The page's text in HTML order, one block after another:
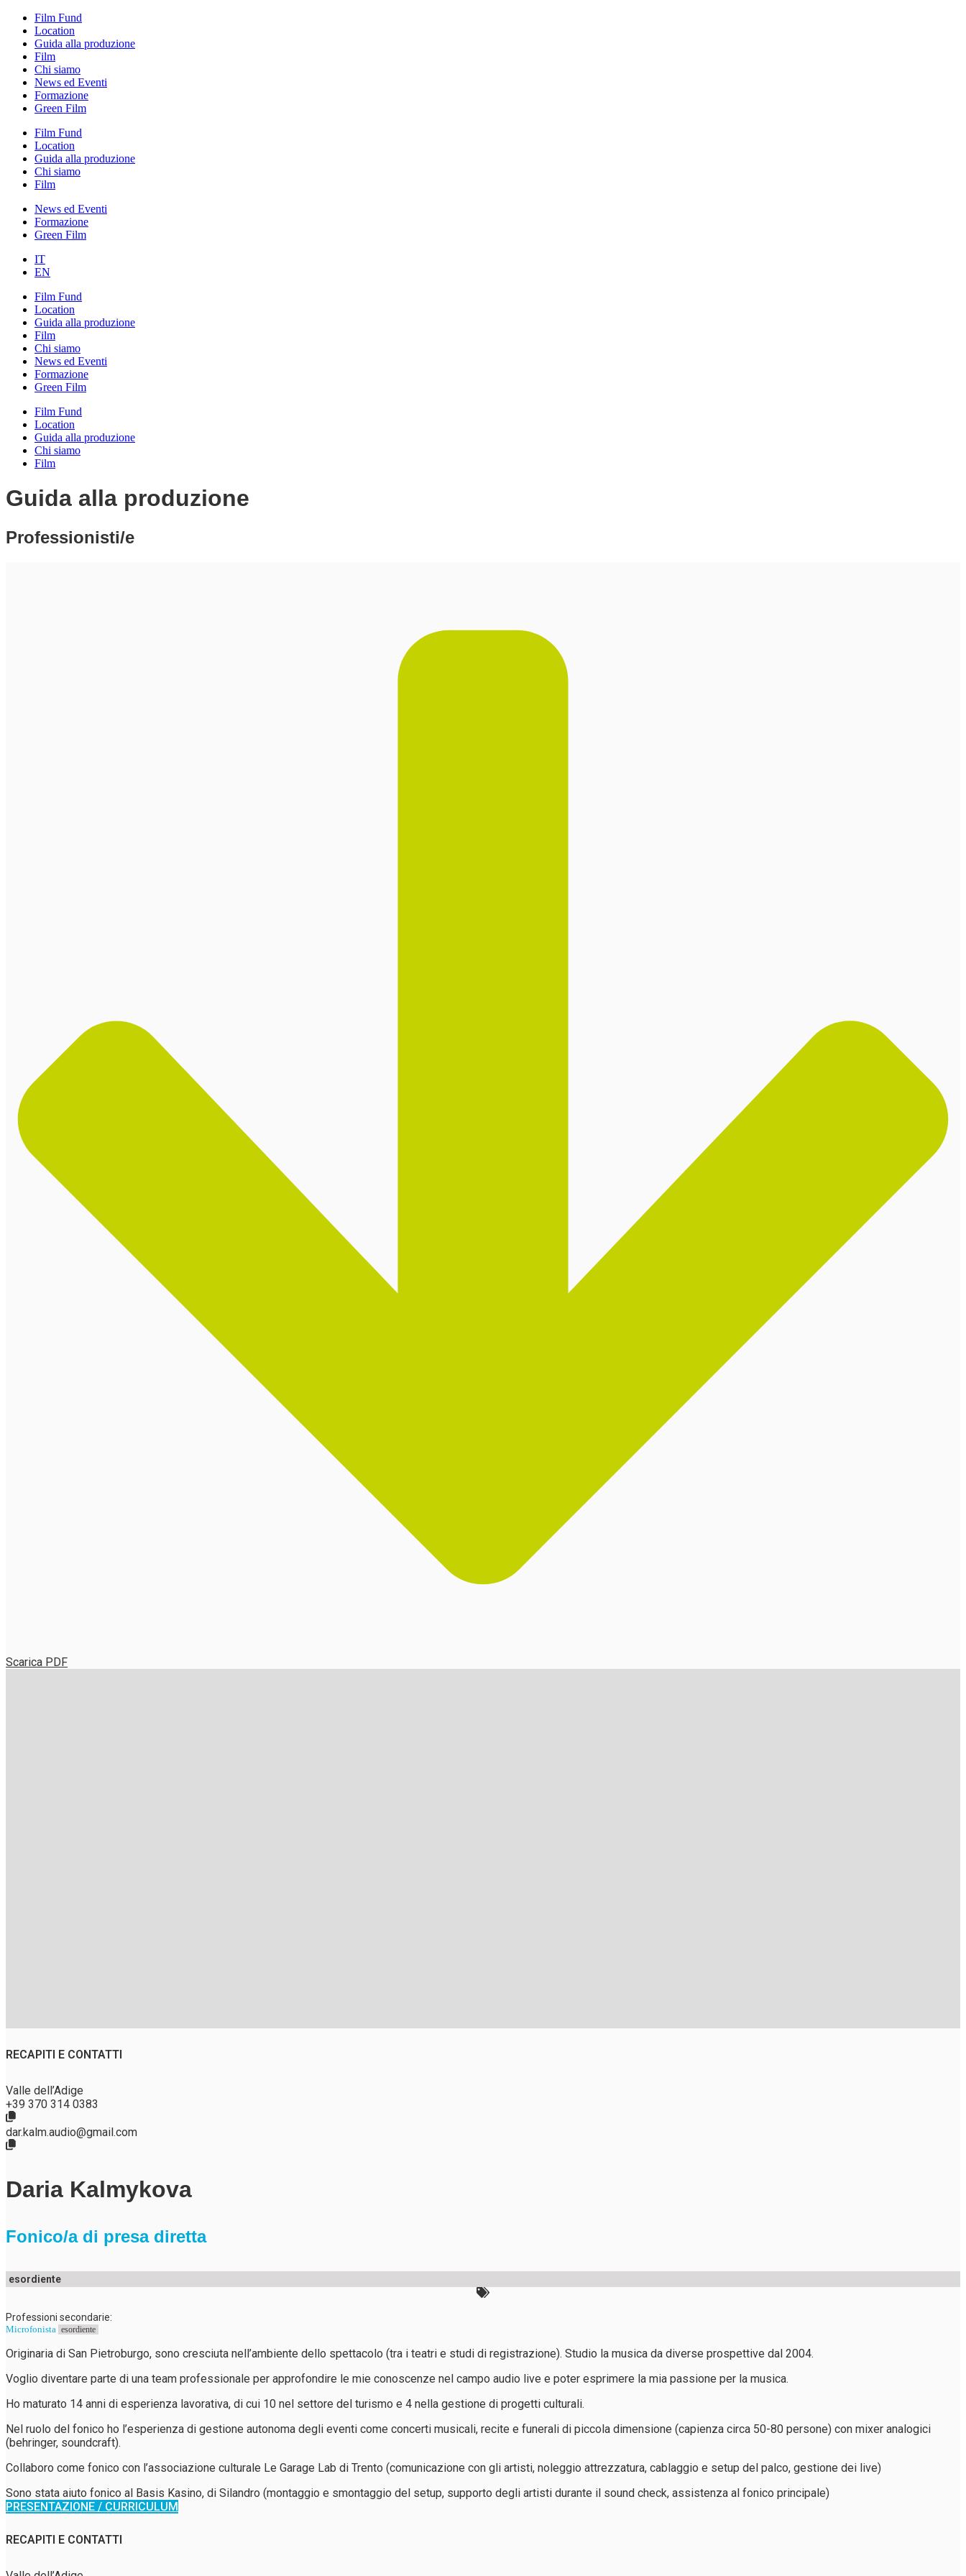
Film Fund
Location
Guida alla produzione
Film
Chi siamo
News ed Eventi
Formazione
Green Film
Film Fund
Location
Guida alla produzione
Chi siamo
Film
News ed Eventi
Formazione
Green Film
IT
EN
Film Fund
Location
Guida alla produzione
Film
Chi siamo
News ed Eventi
Formazione
Green Film
Film Fund
Location
Guida alla produzione
Chi siamo
Film
Guida alla produzione
Professionisti/e
Scarica PDF
RECAPITI E CONTATTI
Valle dell’Adige
+39 370 314 0383
dar.kalm.audio@gmail.com
Daria Kalmykova
Fonico/a di presa diretta
esordiente
Professioni secondarie:
Microfonista esordiente
Originaria di San Pietroburgo, sono cresciuta nell’ambiente dello spettacolo (tra i teatri e studi di registrazione). Studio la musica da diverse prospettive dal 2004.
Voglio diventare parte di una team professionale per approfondire le mie conoscenze nel campo audio live e poter esprimere la mia passione per la musica.
Ho maturato 14 anni di esperienza lavorativa, di cui 10 nel settore del turismo e 4 nella gestione di progetti culturali.
Nel ruolo del fonico ho l’esperienza di gestione autonoma degli eventi come concerti musicali, recite e funerali di piccola dimensione (capienza circa 50-80 persone) con mixer analogici
(behringer, soundcraft).
Collaboro come fonico con l’associazione culturale Le Garage Lab di Trento (comunicazione con gli artisti, noleggio attrezzatura, cablaggio e setup del palco, gestione dei live)
Sono stata aiuto fonico al Basis Kasino, di Silandro (montaggio e smontaggio del setup, supporto degli artisti durante il sound check, assistenza al fonico principale)
PRESENTAZIONE / CURRICULUM
RECAPITI E CONTATTI